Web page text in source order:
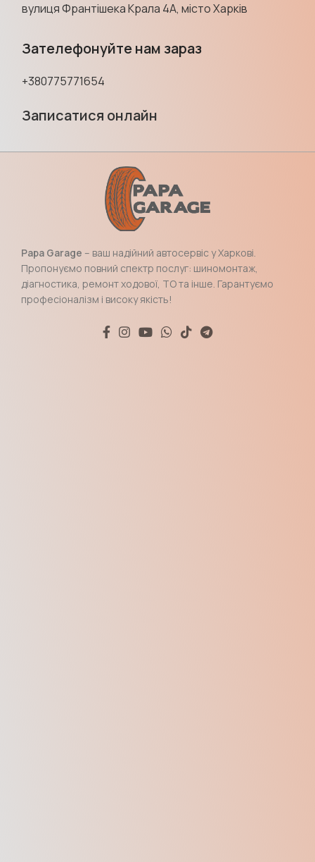
вулиця Франтішека Крала 4А, місто Харків
Зателефонуйте нам зараз
+380775771654
Записатися онлайн
Papa Garage – ваш надійний автосервіс у Харкові.
Пропонуємо повний спектр послуг: шиномонтаж,
діагностика, ремонт ходової, ТО та інше. Гарантуємо
професіоналізм і високу якість!